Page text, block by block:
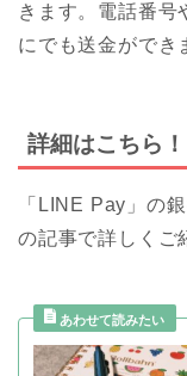
きます。電話番号
にでも送金ができ
詳細はこちら！
「LINE Pay」の
の記事で詳しくご